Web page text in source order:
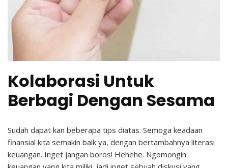
Kolaborasi Untuk
Berbagi Dengan Sesama
Sudah dapat kan beberapa tips diatas. Semoga keadaan
finansial kita semakin baik ya, dengan bertambahnya literasi
keuangan. Inget jangan boros! Hehehe. Ngomongin